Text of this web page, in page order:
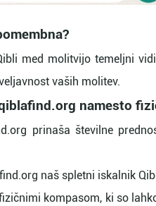
med molitvijo temeljni
vaših molitev.
namesto
prinaša številne
naš spletni iskalnik
kompasom, ki so